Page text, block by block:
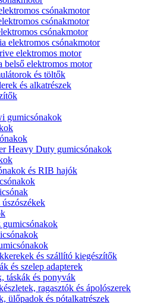
csónakmotor
csónakmotor
csónakmotor
elektromos csónakmotor
elektromos motor
belső elektromos motor
és töltők
és alkatrészek
gumicsónakok
Heavy Duty gumicsónakok
és RIB hajók
és szállító kiegészítők
és szelep adapterek
táskák és ponyvák
ragasztók és ápolószerek
ülőpadok és pótalkatrészek